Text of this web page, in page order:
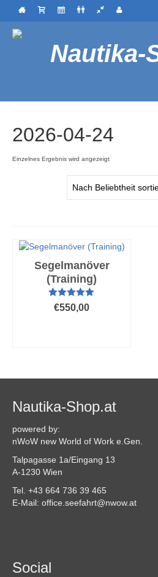
2026-04-24
Einzelnes Ergebnis wird angezeigt
Segelmanöver
(Training)
Bewertet mit
5.00von 5
€550,00
weist
Varianten
auf.
Optionen
auf
Produktseite
gewählt
Nautika-Shop.at
powered by:
nWoW new World of Work e.Gen.
Talpagasse 1a/Eingang 13
A-1230 Wien
Tel. +43 664 736 39 465
E-Mail: office.seefahrt@nwow.at
Social